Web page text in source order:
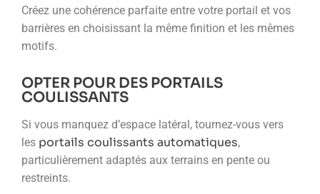
Créez une cohérence parfaite entre votre portail et vos
barrières en choisissant la même finition et les mêmes
motifs.
OPTER POUR DES PORTAILS
COULISSANTS
Si vous manquez d’espace latéral, tournez-vous vers
les portails coulissants automatiques,
particulièrement adaptés aux terrains en pente ou
restreints.